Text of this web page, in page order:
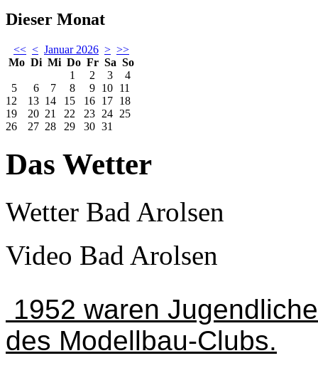
Dieser Monat
<< < Januar 2026 > >>
Mo Di Mi Do Fr Sa So
1
2 3
4
5
6 7 8 9 10 11
12
13 14 15 16 17 18
19
20 21 22 23 24 25
26
27 28 29 30 31
Das Wetter
Wetter Bad Arolsen
Video Bad Arolsen
1952 waren
des Modellbau-Clubs.